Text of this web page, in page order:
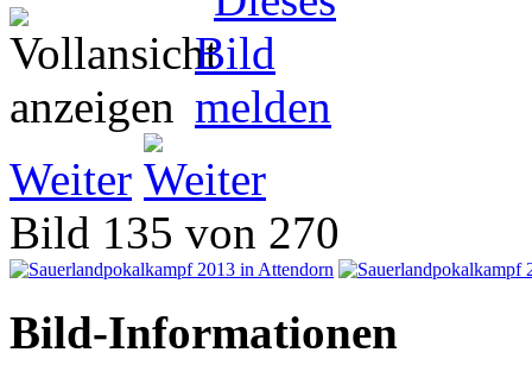
Weiter
Bild 135 von 270
Bild-Informationen